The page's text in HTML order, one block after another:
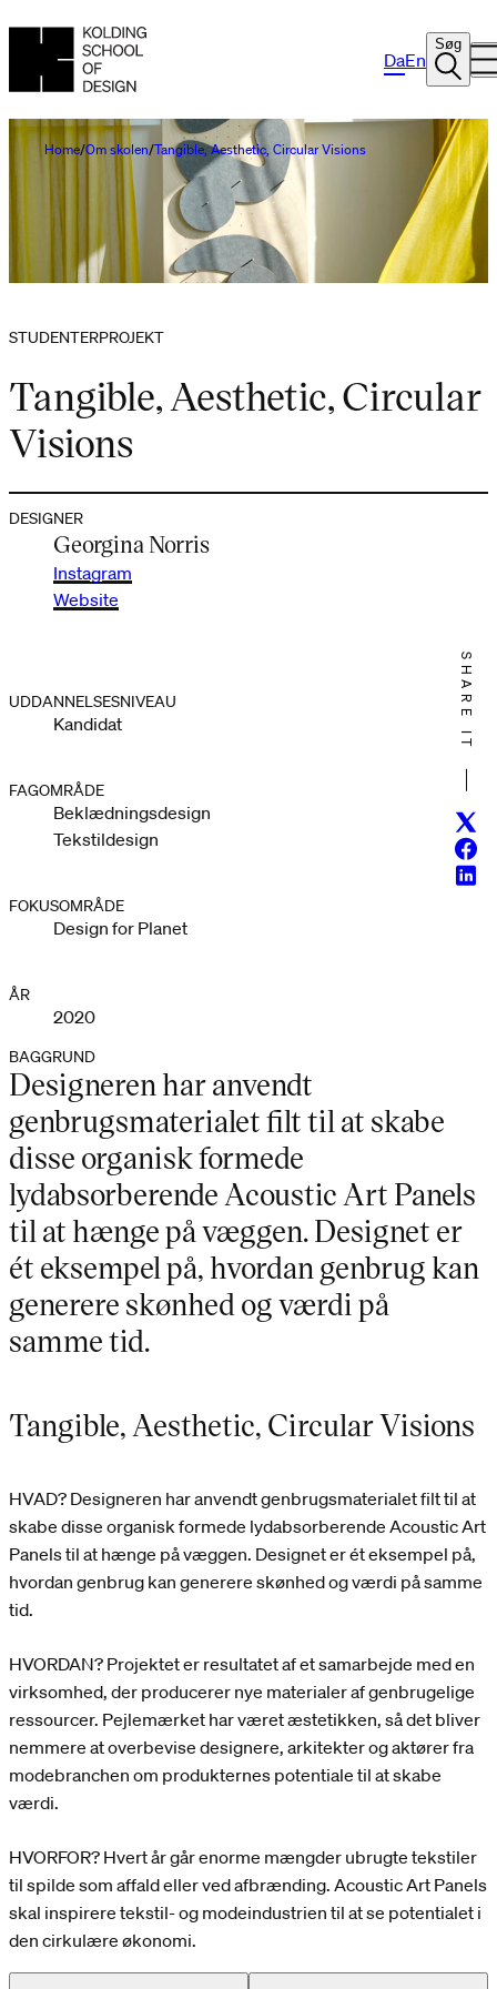
DaEn
Søg
Home Om skolen Tangible, Aesthetic, Circular Visions
STUDENTERPROJEKT
Tangible, Aesthetic, Circular
Visions
DESIGNER
Georgina Norris
Instagram
Website
UDDANNELSESNIVEAU
Kandidat
FAGOMRÅDE
Beklædningsdesign
Tekstildesign
FOKUSOMRÅDE
Design for Planet
ÅR
2020
SHARE IT
BAGGRUND
Designeren har anvendt
genbrugsmaterialet filt til at skabe
disse organisk formede
lydabsorberende Acoustic Art Panels
til at hænge på væggen. Designet er
ét eksempel på, hvordan genbrug kan
generere skønhed og værdi på
samme tid.
Tangible, Aesthetic, Circular Visions
HVAD? Designeren har anvendt genbrugsmaterialet filt til at
skabe disse organisk formede lydabsorberende Acoustic Art
Panels til at hænge på væggen. Designet er ét eksempel på,
hvordan genbrug kan generere skønhed og værdi på samme
tid.
HVORDAN? Projektet er resultatet af et samarbejde med en
virksomhed, der producerer nye materialer af genbrugelige
ressourcer. Pejlemærket har været æstetikken, så det bliver
nemmere at overbevise designere, arkitekter og aktører fra
modebranchen om produkternes potentiale til at skabe
værdi.
HVORFOR? Hvert år går enorme mængder ubrugte tekstiler
til spilde som affald eller ved afbrænding. Acoustic Art Panels
skal inspirere tekstil- og modeindustrien til at se potentialet i
den cirkulære økonomi.